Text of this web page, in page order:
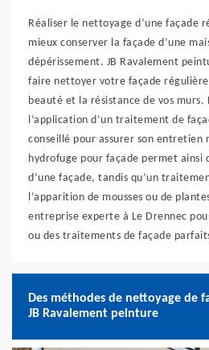
Réaliser le nettoyage d’une façade
mieux conserver la façade d’une
dépérissement. JB Ravalement
faire nettoyer votre façade
beauté et la résistance de vos murs.
l’application d’un traitement de
conseillé pour assurer son
hydrofuge pour façade permet ainsi
d’une façade, tandis qu’un
l’apparition de mousses ou de
entreprise experte à Le Drennec
ou des traitements de façade
Des méthodes de nettoyage de
JB Ravalement peinture